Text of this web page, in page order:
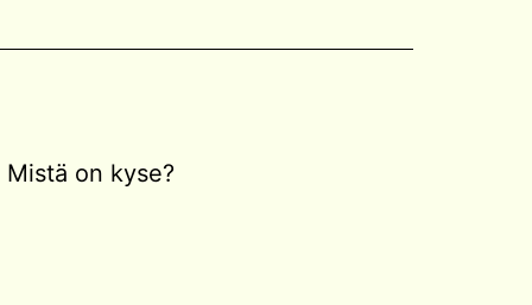
Mistä on kyse?